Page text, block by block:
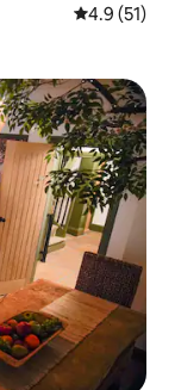
Calificación
4.9 (51)